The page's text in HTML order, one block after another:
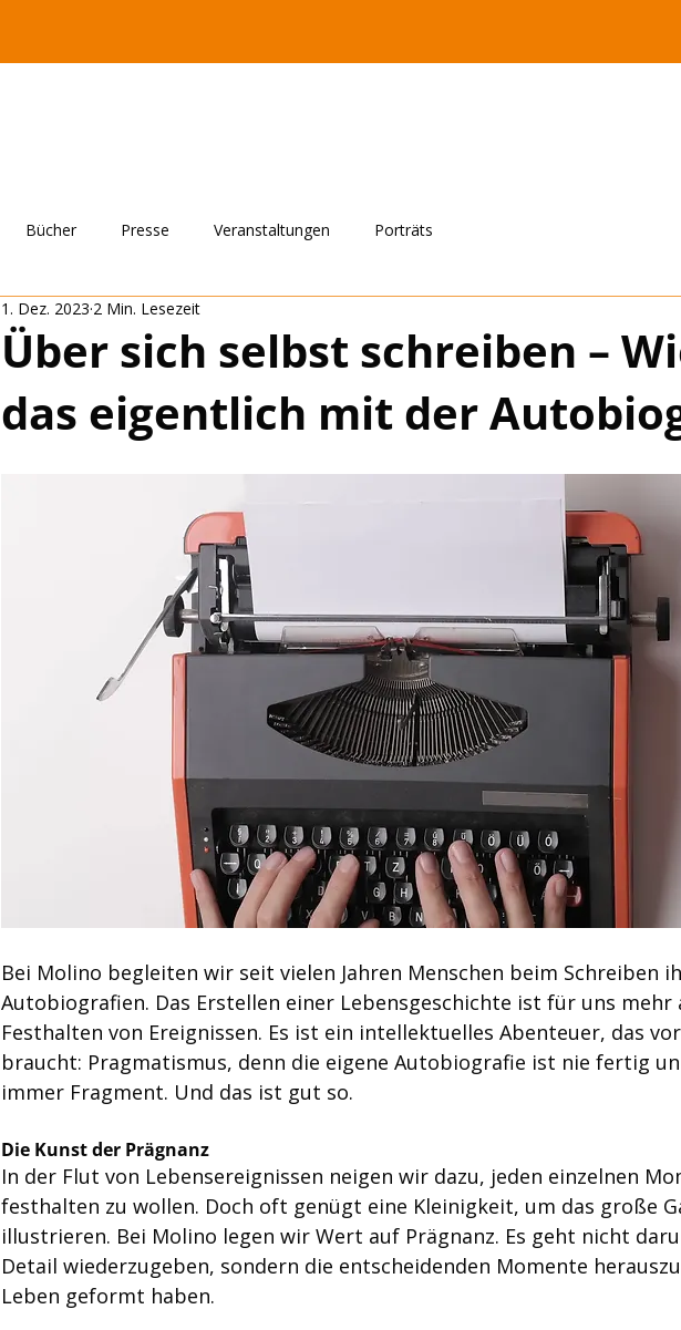
Bücher Presse Veranstaltungen Porträts
Über sich selbst schreiben –
das eigentlich mit der
1. Dez. 2023 2 Min. Lesezeit
Bei Molino begleiten wir seit vielen Jahren Menschen beim Schreiben
Autobiografien. Das Erstellen einer Lebensgeschichte ist für uns
Festhalten von Ereignissen. Es ist ein intellektuelles Abenteuer, das
braucht: Pragmatismus, denn die eigene Autobiografie ist nie fertig
immer Fragment. Und das ist gut so.
Die Kunst der Prägnanz
In der Flut von Lebensereignissen neigen wir dazu, jeden einzelnen
festhalten zu wollen. Doch oft genügt eine Kleinigkeit, um das große
illustrieren. Bei Molino legen wir Wert auf Prägnanz. Es geht nicht
Detail wiederzugeben, sondern die entscheidenden Momente
Leben geformt haben.